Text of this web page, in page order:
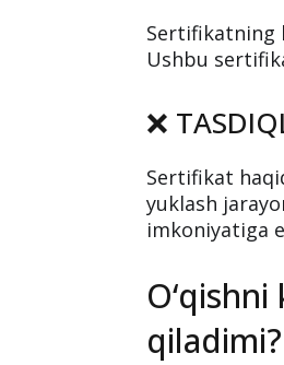
Sertifikatning
Ushbu
❌
Sertifikat
yuklash
imkoniyatiga
qiladimi?